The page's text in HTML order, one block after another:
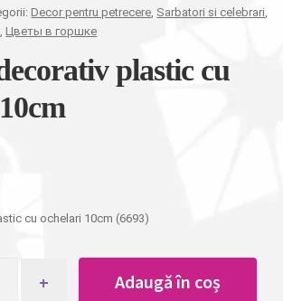
Decor pentru petrecere, Sarbatori si celebrari,
, Цветы в горшке
plastic cu
cu ochelari 10cm (6693)
Adaugă în coș